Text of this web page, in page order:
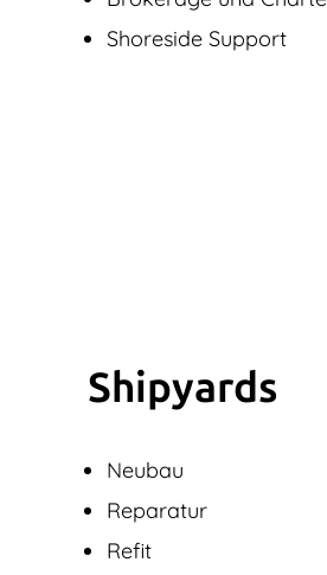
Shoreside Support
Shipyards
Neubau
Reparatur
Refit